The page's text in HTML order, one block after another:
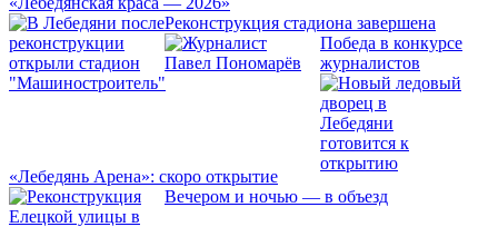
Реконструкция стадиона завершена
Победа в конкурсе
журналистов
«Лебедянь Арена»: скоро открытие
Вечером и ночью — в объезд